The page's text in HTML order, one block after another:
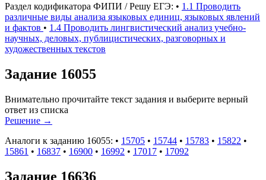
Раздел кодификатора ФИПИ / Решу ЕГЭ: • 1.1 Проводить
различные виды анализа языковых единиц, языковых явлений
и фактов • 1.4 Проводить лингвистический анализ учебно-
научных, деловых, публицистических, разговорных и
художественных текстов
Задание 16055
Внимательно прочитайте текст задания и выберите верный
ответ из списка
Решение →
Аналоги к заданию 16055: • 15705 • 15744 • 15783 • 15822 •
15861 • 16837 • 16900 • 16992 • 17017 • 17092
Задание 16636